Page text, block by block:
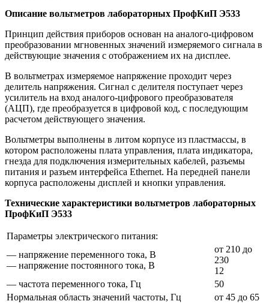
Описание вольтметров лабораторных ПрофКиП Э533
Принцип действия приборов основан на аналого-цифровом
преобразовании мгновенных значений измеряемого сигнала в
действующие значения с отображением их на дисплее.
В вольтметрах измеряемое напряжение проходит через
делитель напряжения. Сигнал с делителя поступает через
усилитель на вход аналого-цифрового преобразователя
(АЦП), где преобразуется в цифровой код, с последующим
расчетом действующего значения.
Вольтметры выполнены в литом корпусе из пластмассы, в
котором расположены плата управления, плата индикатора,
гнезда для подключения измерительных кабелей, разъемы
питания и разъем интерфейса Ethernet. На передней панели
корпуса расположены дисплей и кнопки управления.
Технические характеристики вольтметров лабораторных
ПрофКиП Э533
Параметры электрического питания:
— напряжение переменного тока, В
— напряжение постоянного тока, В
от 210 до
230
12
— частота переменного тока, Гц
50
Нормальная область значений частоты, Гц
от 45 до 65